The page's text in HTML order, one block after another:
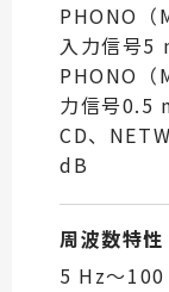
PHONO（
入力信号5
PHONO（
力信号0.5
CD、
dB
周波数特性
5 Hz～100